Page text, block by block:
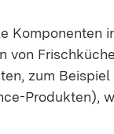
Komponenten
von
zum
Produkten),